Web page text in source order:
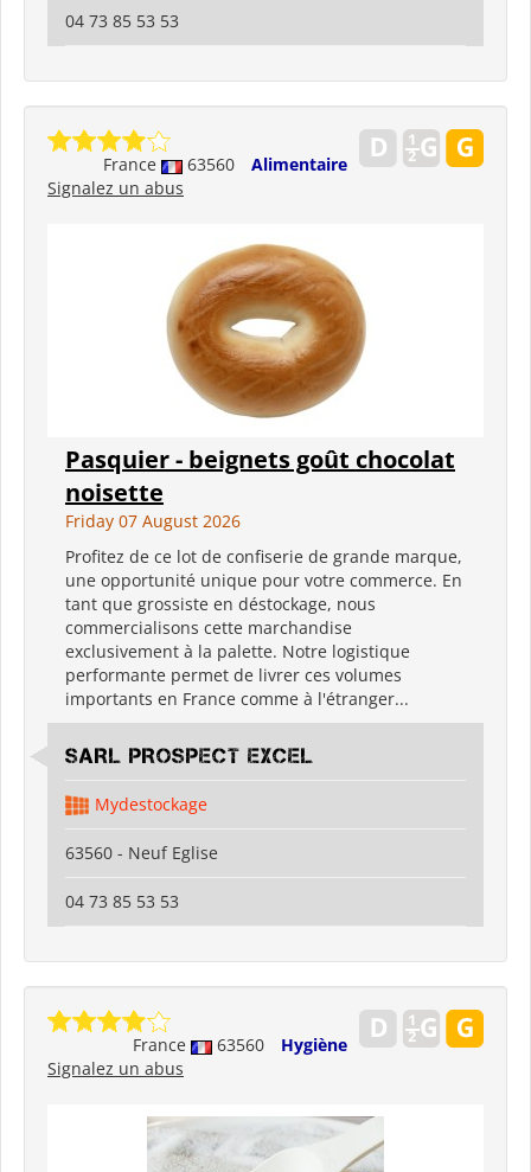
04 73 85 53 53
France 63560
Alimentaire
Signalez un abus
Pasquier - beignets goût chocolat
noisette
Friday 07 August 2026
Profitez de ce lot de confiserie de grande marque,
une opportunité unique pour votre commerce. En
tant que grossiste en déstockage, nous
commercialisons cette marchandise
exclusivement à la palette. Notre logistique
performante permet de livrer ces volumes
importants en France comme à l'étranger...
SARL PROSPECT EXCEL
Mydestockage
63560 - Neuf Eglise
04 73 85 53 53
France 63560
Hygiène
Signalez un abus